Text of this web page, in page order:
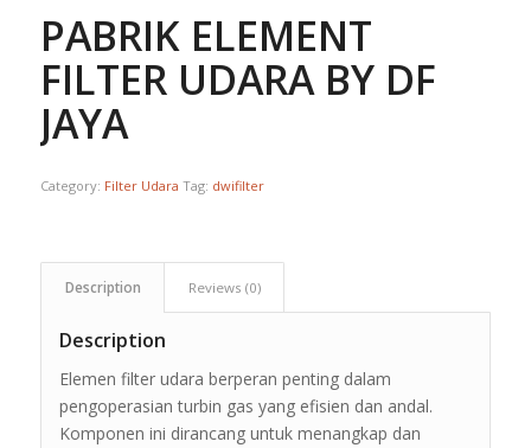
PABRIK ELEMENT
FILTER UDARA BY DF
JAYA
Category: Filter Udara Tag: dwifilter
Description Reviews (0)
Description
Elemen filter udara berperan penting dalam
pengoperasian turbin gas yang efisien dan andal.
Komponen ini dirancang untuk menangkap dan